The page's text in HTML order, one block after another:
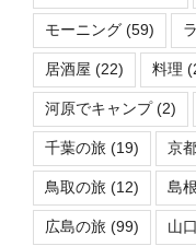
モーニング (59)
居酒屋 (22) 料理
河原でキャンプ(2)
千葉の旅 (19) 京
鳥取の旅 (12) 島
広島の旅 (99) 山